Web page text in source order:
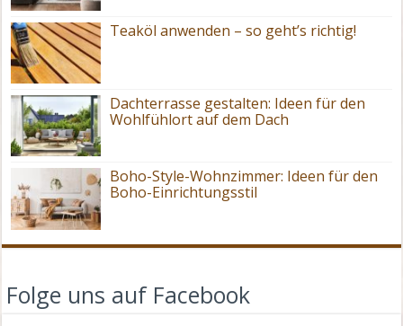
Teaköl anwenden – so geht’s richtig!
Dachterrasse gestalten: Ideen für den
Wohlfühlort auf dem Dach
Boho-Style-Wohnzimmer: Ideen für den
Boho-Einrichtungsstil
Folge uns auf Facebook